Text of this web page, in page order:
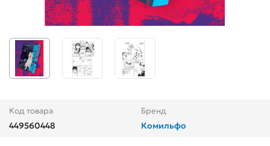
Код товара
449560448
Бренд
Комильфо